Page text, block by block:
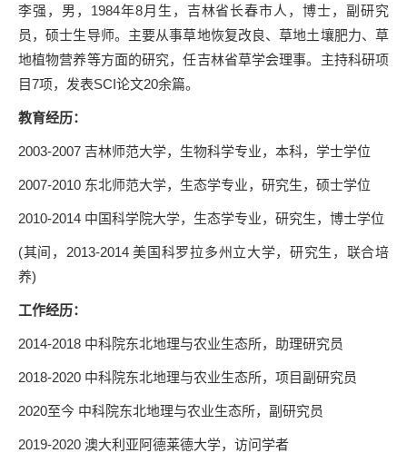
李强，男， 1984年8月生，吉林省长春市人，博士，副研究
员，硕士生导师。主要从事草地恢复改良、草地土壤肥力、草
地植物营养等方面的研究，任吉林省草学会理事。主持科研项
目7项，发表SCI论文20余篇。
教育经历：
2003-2007 吉林师范大学，生物科学专业，本科，学士学位
2007-2010 东北师范大学，生态学专业，研究生，硕士学位
2010-2014 中国科学院大学，生态学专业，研究生，博士学位
(其间， 2013-2014美国科罗拉多州立大学，研究生，联合培
养)
工作经历：
2014-2018 中科院东北地理与农业生态所，助理研究员
2018-2020 中科院东北地理与农业生态所，项目副研究员
2020至今 中科院东北地理与农业生态所，副研究员
2019-2020 澳大利亚阿德莱德大学，访问学者